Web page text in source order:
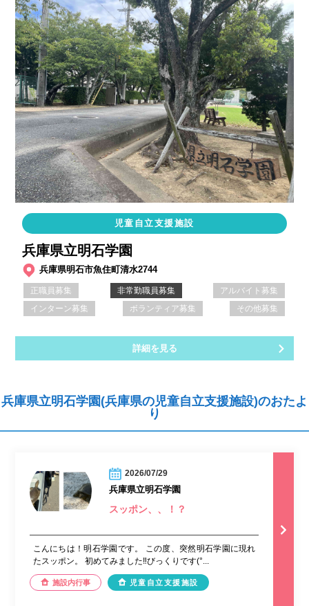
児童自立支援施設
兵庫県立明石学園
兵庫県明石市魚住町清水2744
正職員募集 非常勤職員募集
アルバイト募集
インターン募集
ボランティア募集 その他募集
詳細を見る
兵庫県立明石学園(兵庫県の児童自立支援施設)のおたよ
り
2026/07/29
兵庫県立明石学園
スッポン、、！？
こんにちは！明石学園です。 この度、突然明石学園に現れ
たスッポン。 初めてみました‼︎びっくりです(°...
施設内行事 児童自立支援施設